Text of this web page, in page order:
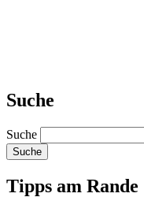
Suche
Suche
Tipps am Rande